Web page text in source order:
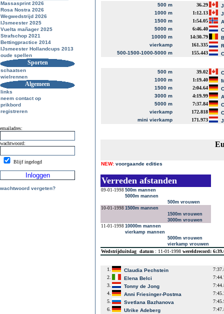
Massasprint 2026
Rosa Nostra 2026
Wegwedstrijd 2026
IJsmeester 2025
Vuelta mañager 2025
Strafschop 2021
Bettingpractice 2014
IJsmeester Hollandcups 2013
oude spellen
Sporten
schaatsen
wielrennen
Algemeen
links
neem contact op
prikbord
registreren
emailadres:
wachtwoord:
Blijf ingelogd
wachtwoord vergeten?
500 m 36.29
1000 m
1:12.13
1500 m
1:54.05
5000 m
6:46.40
10000 m
14:30.79
vierkamp
161.335
500-1500-1000-5000 m
155.443
500 m 39.02
1000 m
1:19.40
1500 m
2:04.64
3000 m
4:19.99
5000 m
7:37.84
vierkamp
172.818
mini vierkamp
171.973
NEW: voorgaande edities
Verreden afstanden
09-01-1998 500m mannen
5000m mannen
500m vrouwen
10-01-1998 1500m mannen
1500m vrouwen
3000m vrouwen
11-01-1998 10000m mannen
vierkamp mannen
5000m vrouwen
vierkamp vrouwen
Wedstrijduitslag datum : 11-01-1998 wereldrecord:
1. Claudia Pechstein
2.
Elena Belci
3.
Tonny de Jong
4.
Anni Friesinger-Postma
5.
Svetlana Bazhanova
6.
Ulrike Adeberg